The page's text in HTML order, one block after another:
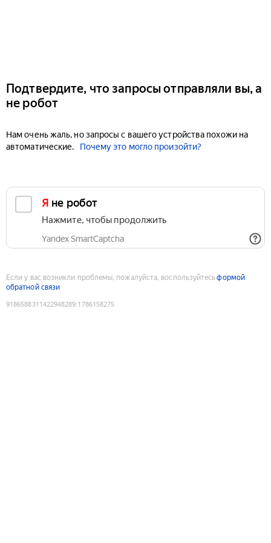
Подтвердите, что запросы отправляли вы, а
не робот
Нам очень жаль, но запросы с вашего устройства похожи на
автоматические.
Почему это могло произойти?
Я не робот
Нажмите, чтобы продолжить
Yandex SmartCaptcha
Если у вас возникли проблемы, пожалуйста, воспользуйтесьформой
обратной связи
9186588311422948289:1786158275